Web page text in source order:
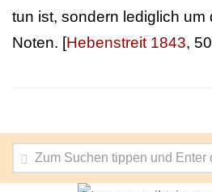
tun ist, sondern lediglich um
Noten. [Hebenstreit 1843,